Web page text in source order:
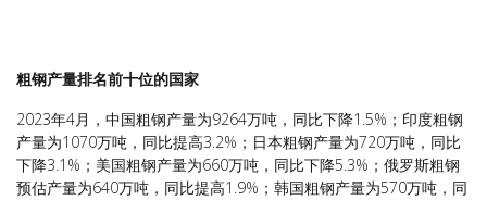
粗钢产量排名前十位的国家
2023年4月，中国粗钢产量为9264万吨，同比下降1.5%；印度粗钢
产量为1070万吨，同比提高3.2%；日本粗钢产量为720万吨，同比
下降3.1%；美国粗钢产量为660万吨，同比下降5.3%；俄罗斯粗钢
预估产量为640万吨，同比提高1.9%；韩国粗钢产量为570万吨，同